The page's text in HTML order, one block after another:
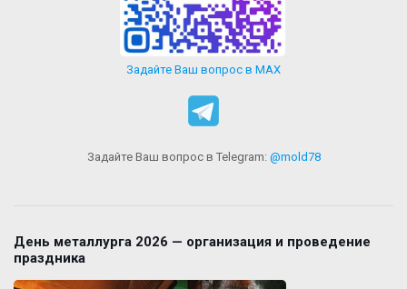
Задайте Ваш вопрос в MAX
Задайте Ваш вопрос в Telegram: @mold78
День металлурга 2026 — организация и проведение
праздника